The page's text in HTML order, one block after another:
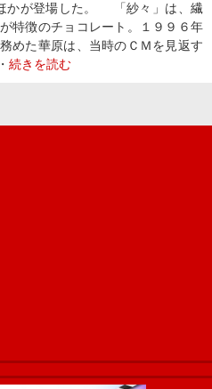
かが登場した。 「紗々」は、繊
特徴のチョコレート。１９９６年
めた華原は、当時のＣＭを見返す
続きを読む